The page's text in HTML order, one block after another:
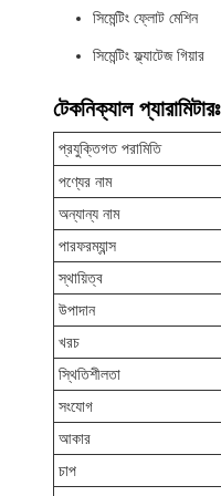
সিমেন্টিং ফ্লোট মেশিন
সিমেন্টিং ফ্ল্যাটেজ গিয়ার
টেকনিক্যাল প্যারামিটারঃ
প্রযুক্তিগত পরামিতি
পণ্যের নাম
অন্যান্য নাম
পারফরম্যান্স
স্থায়িত্ব
উপাদান
খরচ
স্থিতিশীলতা
সংযোগ
আকার
চাপ